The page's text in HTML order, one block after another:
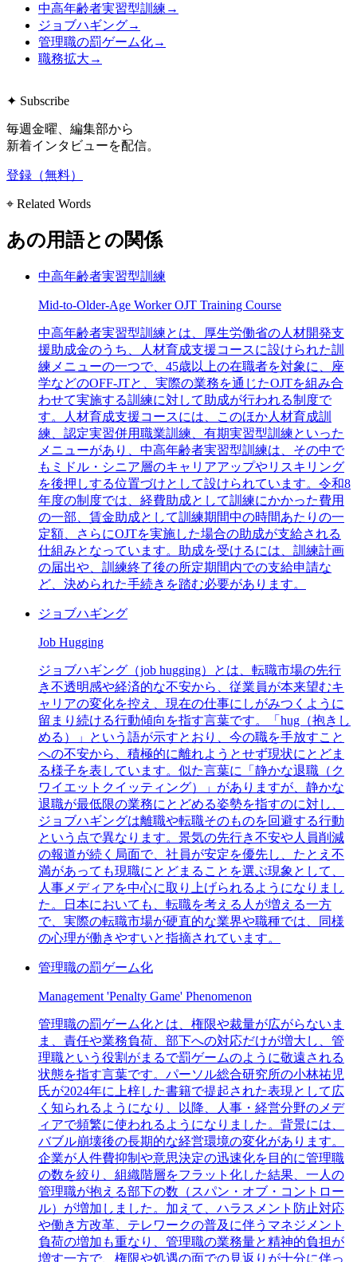
中高年齢者実習型訓練 →
ジョブハギング→
管理職の罰ゲーム化→
職務拡大 →
✦ Subscribe
毎週金曜、編集部から
新着インタビューを配信。
登録（無料）
⌖ Related Words
あの用語との関係
中高年齢者実習型訓練
Mid-to-Older-Age Worker OJT Training Course
中高年齢者実習型訓練とは、厚生労働省の人材開発支
援助成金のうち、人材育成支援コースに設けられた訓
練メニューの一つで、45歳以上の在職者を対象に、座
学などのOFF-JTと、実際の業務を通じたOJTを組み合
わせて実施する訓練に対して助成が行われる制度で
す。人材育成支援コースには、このほか人材育成訓
練、認定実習併用職業訓練、有期実習型訓練といった
メニューがあり、中高年齢者実習型訓練は、その中で
もミドル・シニア層のキャリアアップやリスキリング
を後押しする位置づけとして設けられています。令和8
年度の制度では、経費助成として訓練にかかった費用
の一部、賃金助成として訓練期間中の時間あたりの一
定額、さらにOJTを実施した場合の助成が支給される
仕組みとなっています。助成を受けるには、訓練計画
の届出や、訓練終了後の所定期間内での支給申請な
ど、決められた手続きを踏む必要があります。
ジョブハギング
Job Hugging
ジョブハギング（job hugging）とは、転職市場の先行
き不透明感や経済的な不安から、従業員が本来望むキ
ャリアの変化を控え、現在の仕事にしがみつくように
留まり続ける行動傾向を指す言葉です。「hug（抱きし
める）」という語が示すとおり、今の職を手放すこと
への不安から、積極的に離れようとせず現状にとどま
る様子を表しています。似た言葉に「静かな退職（ク
ワイエットクイッティング）」がありますが、静かな
退職が最低限の業務にとどめる姿勢を指すのに対し、
ジョブハギングは離職や転職そのものを回避する行動
という点で異なります。景気の先行き不安や人員削減
の報道が続く局面で、社員が安定を優先し、たとえ不
満があっても現職にとどまることを選ぶ現象として、
人事メディアを中心に取り上げられるようになりまし
た。日本においても、転職を考える人が増える一方
で、実際の転職市場が硬直的な業界や職種では、同様
の心理が働きやすいと指摘されています。
管理職の罰ゲーム化
Management 'Penalty Game' Phenomenon
管理職の罰ゲーム化とは、権限や裁量が広がらないま
ま、責任や業務負荷、部下への対応だけが増大し、管
理職という役割がまるで罰ゲームのように敬遠される
状態を指す言葉です。パーソル総合研究所の小林祐児
氏が2024年に上梓した書籍で提起された表現として広
く知られるようになり、以降、人事・経営分野のメデ
ィアで頻繁に使われるようになりました。背景には、
バブル崩壊後の長期的な経営環境の変化があります。
企業が人件費抑制や意思決定の迅速化を目的に管理職
の数を絞り、組織階層をフラット化した結果、一人の
管理職が抱える部下の数（スパン・オブ・コントロー
ル）が増加しました。加えて、ハラスメント防止対応
や働き方改革、テレワークの普及に伴うマネジメント
負荷の増加も重なり、管理職の業務量と精神的負担が
増す一方で、権限や処遇の面での見返りが十分に伴っ